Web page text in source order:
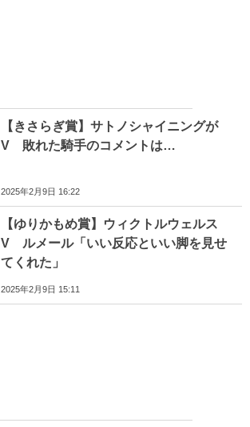
【きさらぎ賞】サトノシャイニングが
V 敗れた騎手のコメントは…
2025年2月9日 16:22
【ゆりかもめ賞】ウィクトルウェルス
V ルメール「いい反応といい脚を見せ
てくれた」
2025年2月9日 15:11